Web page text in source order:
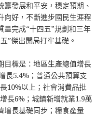
發展和平安，穩定預期、
向好，不斷進步國民生涯程
量完成“十四五”規劃和三年
”傑出開局打牢基礎。
目標是：地區生產總值增長
長5.4%；普通公共預算支
10%以上；社會消費品批
長6%；城鎮新增就業1.9萬
增長基礎同步；糧食產量